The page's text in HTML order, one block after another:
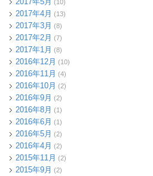
(10)
2017年4月 (13)
2017年3月 (8)
2017年2月 (7)
2017年1月 (8)
2016年12月 (10)
2016年11月 (4)
2016年10月 (2)
2016年9月 (2)
2016年8月 (1)
2016年6月 (1)
2016年5月 (2)
2016年4月 (2)
2015年11月 (2)
2015年9月 (2)